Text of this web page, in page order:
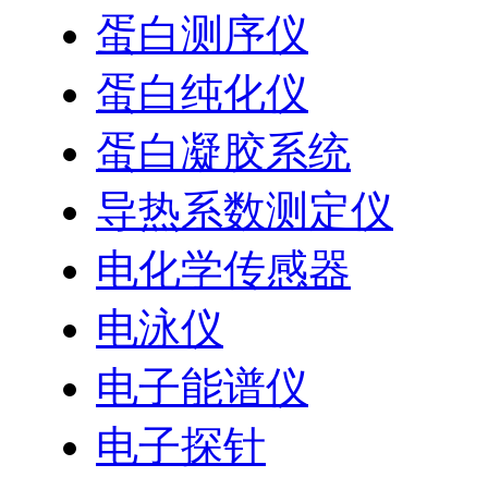
蛋白测序仪
蛋白纯化仪
蛋白凝胶系统
导热系数测定仪
电化学传感器
电泳仪
电子能谱仪
电子探针